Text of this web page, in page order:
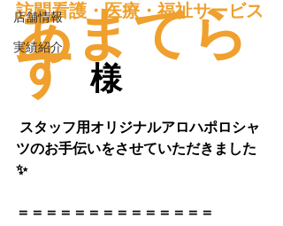
店舗情報
実績紹介
訪問看護・医療・福祉サービス
あまてら
す 様
スタッフ用オリジナルアロハポロシャ
ツのお手伝いをさせていただきました
✨
＝＝＝＝＝＝＝＝＝＝＝＝＝＝